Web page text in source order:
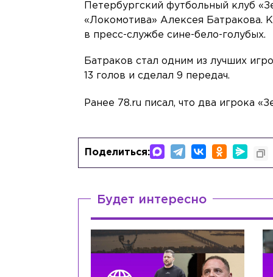
Петербургский футбольный клуб
«Локомотива» Алексея Батракова.
в пресс-службе сине-бело-голубых.
Батраков стал одним из лучших
13 голов и сделал 9 передач.
Ранее 78.ru писал, что два игрока
Поделиться:
Будет интересно